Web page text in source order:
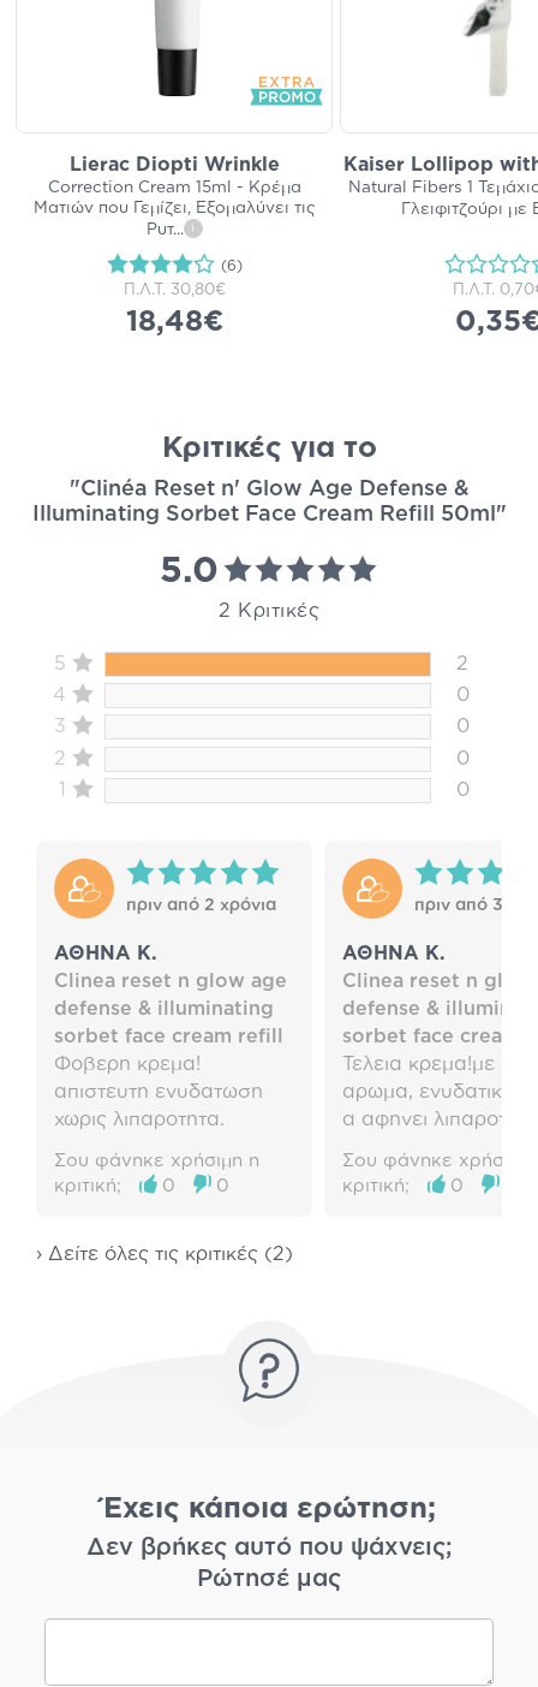
Lierac Diopti Wrinkle
Correction Cream 15ml - Κρέμα
Ματιών που Γεμίζει, Εξομαλύνει τις
Ρυτ... i
(6)
Π.Λ.Τ. 30,80€
18,48€
Kaiser Lollipop
Natural Fibers 1
Γλειφιτζούρι με
Π.Λ.Τ.
Κριτικές για το
"Clinéa Reset n' Glow Age Defense &
Illuminating Sorbet Face Cream Refill 50ml"
5.0
2 Κριτικές
5
2
4
0
3
0
2
0
1
0
πριν από 2 χρόνια
ΑΘΗΝΑ Κ.
Clinea reset n glow age
defense & illuminating
sorbet face cream refill
Φοβερη κρεμα!
απιστευτη ενυδατωση
χωρις λιπαροτητα.
Σου φάνηκε χρήσιμη η
κριτική;
0 0
πριν από 3
ΑΘΗΝΑ Κ.
Clinea reset n glow
defense &
sorbet face cream
Τελεια κρεμα!με
αρωμα, ενυδατικη
α αφηνει
Σου φάνηκε χρήσιμη
κριτική;
0
› Δείτε όλες τις κριτικές (2)
Έχεις κάποια ερώτηση;
Δεν βρήκες αυτό που ψάχνεις;
Ρώτησέ μας